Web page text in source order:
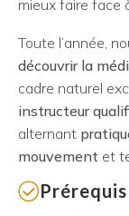
mieux faire face
Toute l’année,
découvrir la
cadre naturel
instructeur
alternant
mouvement et
Prérequis